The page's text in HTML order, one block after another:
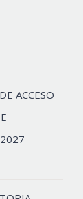
ACCESO